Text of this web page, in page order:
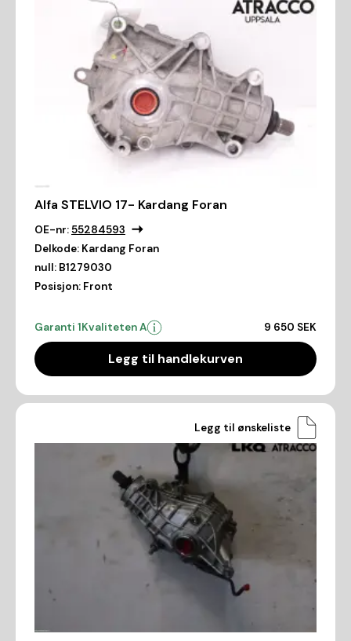
Alfa STELVIO 17- Kardang Foran
OE-nr:55284593
Delkode: Kardang Foran
null: B1279030
Posisjon: Front
Garanti 1Kvaliteten A 9 650 SEK
Legg til handlekurven
Legg til ønskeliste